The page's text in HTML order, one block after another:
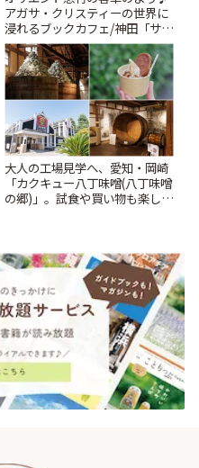
アガサ・クリスティーの世界に
浸れるブックカフェ/神田「サロ
ンクリスティ」 | ことりっぷ
大人の工場見学へ、愛知・岡崎
「カクキュー八丁味噌(八丁味噌
の郷)」。試食や買い物も楽しみ